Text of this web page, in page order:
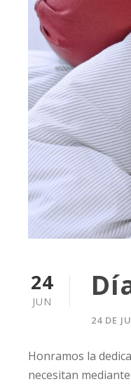
24
JUN
24 DE
Honramos la
necesitan